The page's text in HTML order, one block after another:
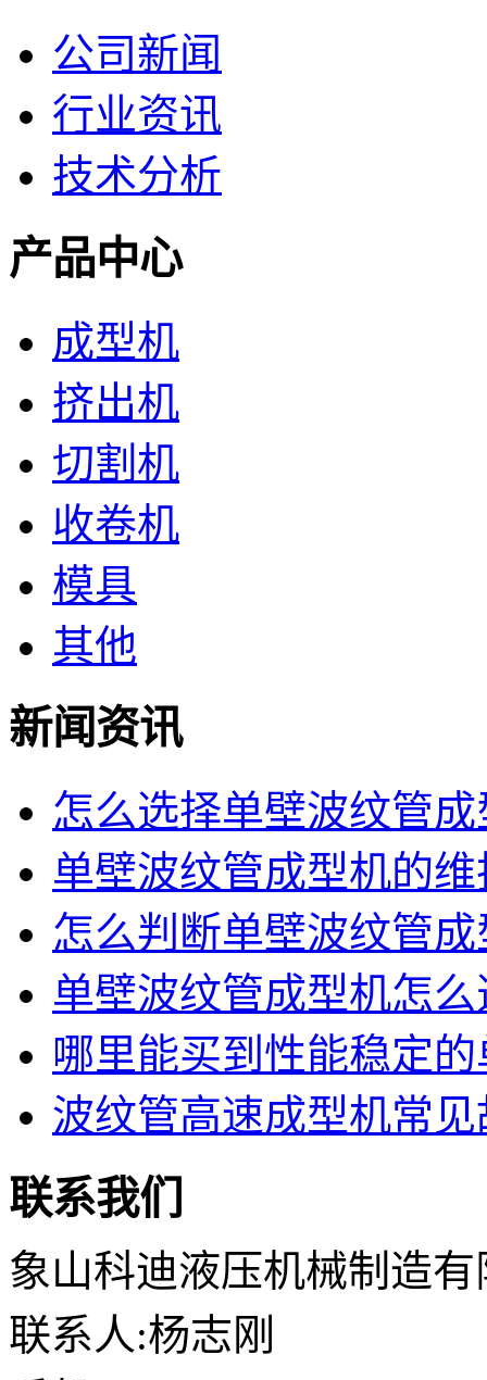
公司新闻
行业资讯
技术分析
产品中心
成型机
挤出机
切割机
收卷机
模具
其他
新闻资讯
怎么选择单壁波纹管
单壁波纹管成型机的
怎么判断单壁波纹管
单壁波纹管成型机怎
哪里能买到性能稳定
波纹管高速成型机常见
联系我们
象山科迪液压机械制造有
联系人:杨志刚